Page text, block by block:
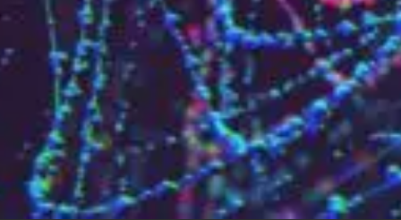
Porteurs de projets
Grands comptes
Laboratoires et Universités
Un enjeu stratégique
Valorisation financière